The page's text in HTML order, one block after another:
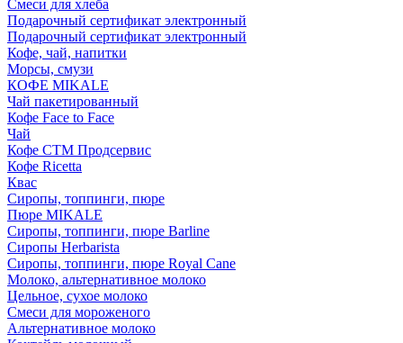
Смеси для хлеба
Подарочный сертификат электронный
Подарочный сертификат электронный
Кофе, чай, напитки
Морсы, смузи
КОФЕ MIKALE
Чай пакетированный
Кофе Face to Face
Чай
Кофе СТМ Продсервис
Кофе Ricetta
Квас
Сиропы, топпинги, пюре
Пюре MIKALE
Сиропы, топпинги, пюре Barline
Сиропы Herbarista
Сиропы, топпинги, пюре Royal Cane
Молоко, альтернативное молоко
Цельное, сухое молоко
Смеси для мороженого
Альтернативное молоко